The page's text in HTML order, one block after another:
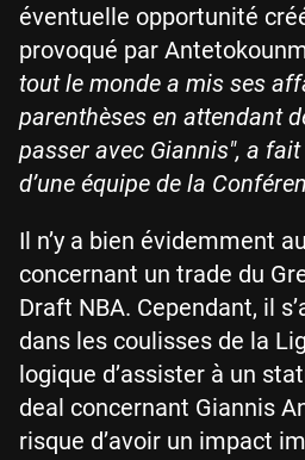
éventuelle opportunité
provoqué par
tout le monde a mis ses
parenthèses en attendant
passer avec Giannis", a
d’une équipe de la
Il n’y a bien évidemment
concernant un trade du
Draft NBA. Cependant, il
dans les coulisses de la
logique d’assister à un
deal concernant Giannis
risque d’avoir un impact